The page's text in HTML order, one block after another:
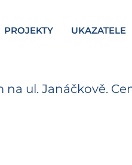
PROJEKTY UKAZATELE
ul. Janáčkově.